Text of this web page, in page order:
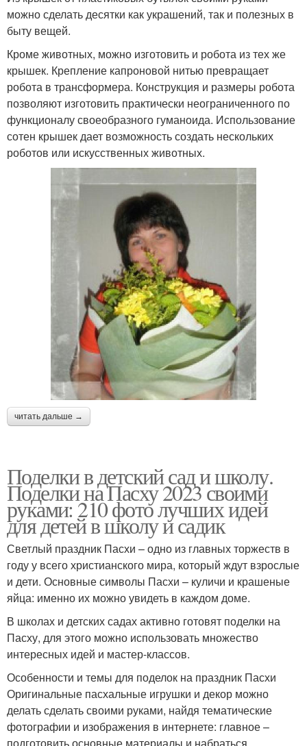
можно сделать десятки как украшений, так и полезных в
быту вещей.
Кроме животных, можно изготовить и робота из тех же
крышек. Крепление капроновой нитью превращает
робота в трансформера. Конструкция и размеры робота
позволяют изготовить практически неограниченного по
функционалу своеобразного гуманоида. Использование
сотен крышек дает возможность создать нескольких
роботов или искусственных животных.
читать дальше →
Поделки в детский сад и школу.
Поделки на Пасху 2023 своими
руками: 210 фото лучших идей
для детей в школу и садик
Светлый праздник Пасхи – одно из главных торжеств в
году у всего христианского мира, который ждут взрослые
и дети. Основные символы Пасхи – куличи и крашеные
яйца: именно их можно увидеть в каждом доме.
В школах и детских садах активно готовят поделки на
Пасху, для этого можно использовать множество
интересных идей и мастер-классов.
Особенности и темы для поделок на праздник Пасхи
Оригинальные пасхальные игрушки и декор можно
делать сделать своими руками, найдя тематические
фотографии и изображения в интернете: главное –
подготовить основные материалы и набраться